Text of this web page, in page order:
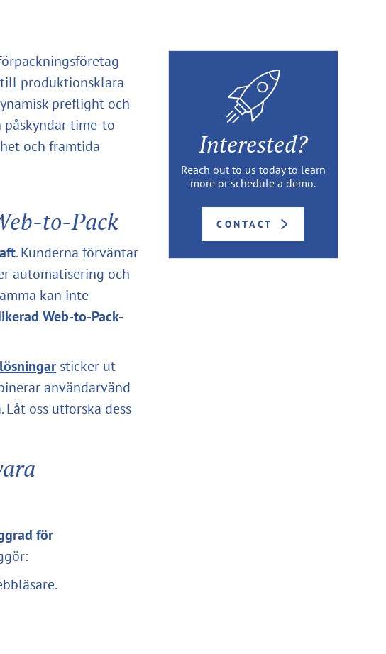
produktionsklara
preflight och
påskyndar time-to-
och framtida
to-Pack
. Kunderna förväntar
automatisering och
kan inte
Web-to-Pack-
sticker ut
användarvänd
oss utforska dess
för
Interested?
Reach out to us today to learn
more or schedule a demo.
CONTACT